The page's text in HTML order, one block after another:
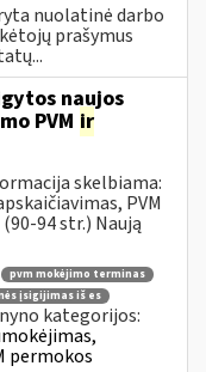
nuolatinė darbo
prašymus
naujos
PVM ir
skelbiama:
PVM
94 str.) Naują
pvm mokėjimo terminas
įsigijimas iš es
kategorijos:
permokos